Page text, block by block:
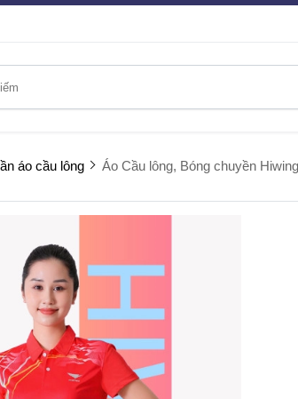
áo cầu lông Áo Cầu lông, Bóng chuyền